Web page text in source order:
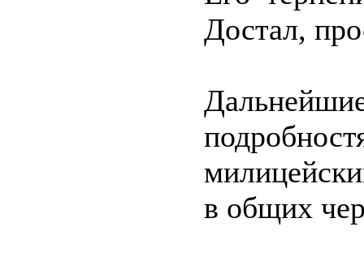
Достал,
в общих